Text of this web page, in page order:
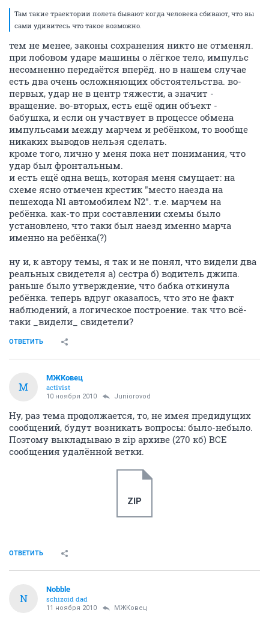
Там такие траектории полета бывают когда человека сбивают, что вы
сами удивитесь что такое возможно.
тем не менее, законы сохранения никто не отменял.
при лобовом ударе машины о лёгкое тело, импульс
несомненно передаётся вперёд. но в нашем случае
есть два очень осложняющих обстоятельства. во-
первых, удар не в центр тяжести, а значит -
вращение. во-вторых, есть ещё один объект -
бабушка, и если он участвует в процессе обмена
импульсами между марчем и ребёнком, то вообще
никаких выводов нельзя сделать.
кроме того, лично у меня пока нет понимания, что
удар был фронтальным.
и есть ещё одна вещь, которая меня смущает: на
схеме ясно отмечен крестик "место наезда на
пешехода N1 автомобилем N2". т.е. марчем на
ребёнка. как-то при составлении схемы было
установлено, что таки был наезд именно марча
именно на ребёнка(?)
ну и, к автору темы, я так и не понял, что видели два
реальных свидетеля а) сестра б) водитель джипа.
раньше было утверждение, что бабка откинула
ребёнка. теперь вдруг оказалось, что это не факт
наблюдений, а логическое построение. так что всё-
таки _видели_ свидетели?
ОТВЕТИТЬ
М
МЖКовец
activist
10 ноября 2010 Juniorovod
Ну, раз тема продолжается, то, не имея предидущих
сообщений, будут возникать вопросы: было-небыло.
Поэтому выкладываю в zip архиве (270 кб) ВСЕ
сообщения удалённой ветки.
ZIP
ОТВЕТИТЬ
N
Nobble
schizoid dad
11 ноября 2010 МЖКовец